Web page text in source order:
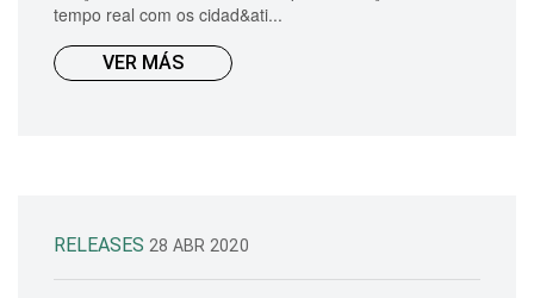
tempo real com os cidad&ati...
VER MÁS
RELEASES 28 ABR 2020